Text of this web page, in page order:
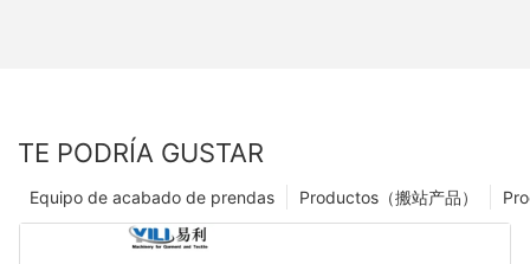
TE PODRÍA GUSTAR
Productos（搬站产品）
Equipo de acabado de prendas